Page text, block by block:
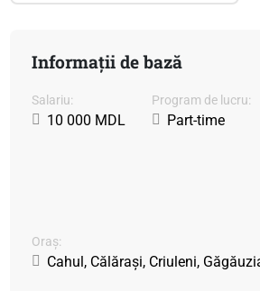
Informații de bază
Salariu:
10 000 MDL
Program de lucru:
Part-time
Oraș:
Cahul, Călărași, Criuleni,